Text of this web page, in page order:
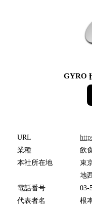
GYRO
URL
業種
飲
本社所在地
東
地
電話番号
03-
代表者名
根